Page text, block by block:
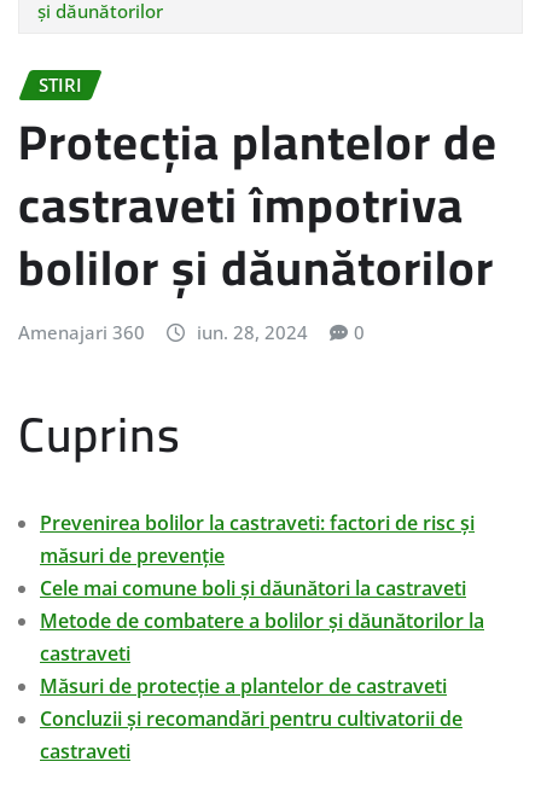
și dăunătorilor
STIRI
Protecția plantelor de
castraveti împotriva
bolilor și dăunătorilor
Amenajari 360 iun. 28, 2024 0
Cuprins
Prevenirea bolilor la castraveti: factori de risc și
măsuri de prevenție
Cele mai comune boli și dăunători la castraveti
Metode de combatere a bolilor și dăunătorilor la
castraveti
Măsuri de protecție a plantelor de castraveti
Concluzii și recomandări pentru cultivatorii de
castraveti